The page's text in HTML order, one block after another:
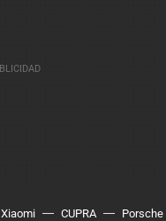
Xiaomi CUPRA Porsche